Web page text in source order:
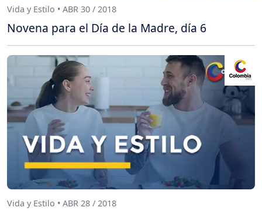
Vida y Estilo • ABR 30 / 2018
Novena para el Día de la Madre, día 6
Vida y Estilo • ABR 28 / 2018